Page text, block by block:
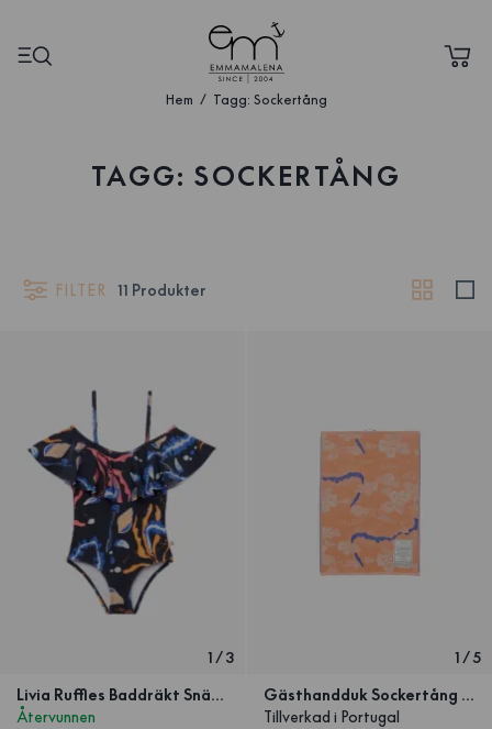
Hem Tagg: Sockertång
TAGG: SOCKERTÅNG
FILTER 11 Produkter
1/3
Livia Ruffles Baddräkt Snäcka & Tång Barn
Återvunnen
1/5
Gästhandduk Sockertång Peach
Tillverkad i Portugal